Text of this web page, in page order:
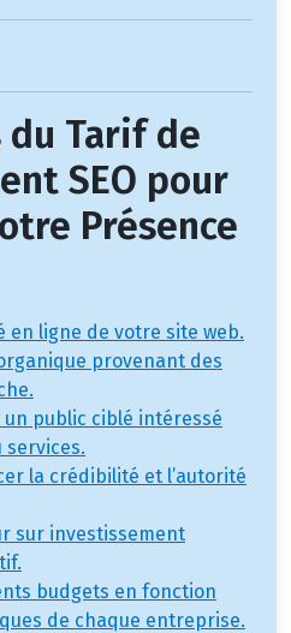
du Tarif de
SEO pour
Présence
en ligne de votre site web.
provenant des
public ciblé intéressé
services.
la crédibilité et l’autorité
sur investissement
budgets en fonction
de chaque entreprise.